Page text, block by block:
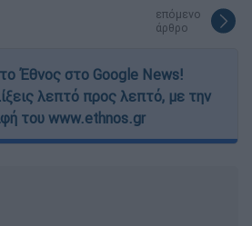
επόμενο
άρθρο
Έθνος στο Google News!
λεπτό προς λεπτό, με την
του www.ethnos.gr